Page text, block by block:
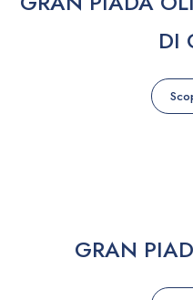
DI
GRAN